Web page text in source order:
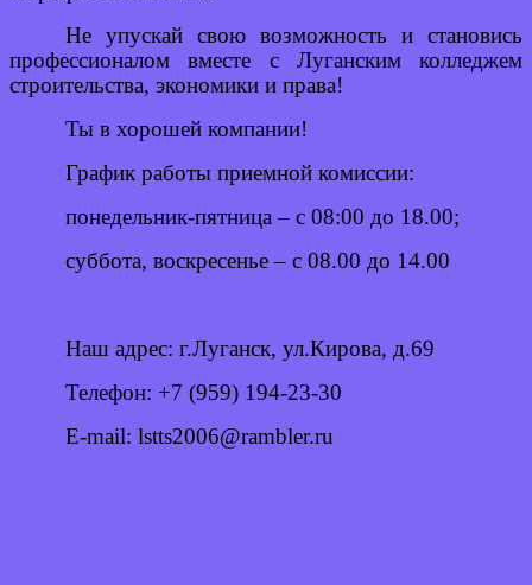
Не упускай свою возможность и становись
профессионалом вместе с Луганским колледжем
строительства, экономики и права!
Ты в хорошей компании!
График работы приемной комиссии:
понедельник-пятница – с 08:00 до 18.00;
суббота, воскресенье – с 08.00 до 14.00
Наш адрес: г.Луганск, ул.Кирова, д.69
Телефон: +7 (959) 194-23-30
E-mail: lstts2006@rambler.ru